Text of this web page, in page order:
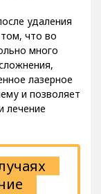
удаления
что во
много
лазерное
и позволяет
лечение